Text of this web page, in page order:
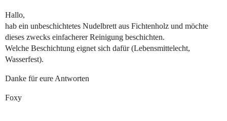
Hallo,
hab ein unbeschichtetes Nudelbrett aus Fichtenholz und möchte
dieses zwecks einfacherer Reinigung beschichten.
Welche Beschichtung eignet sich dafür (Lebensmittelecht,
Wasserfest).
Danke für eure Antworten
Foxy